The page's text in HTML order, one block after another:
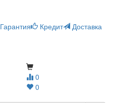
Гарантия Кредит
Доставка
0
0